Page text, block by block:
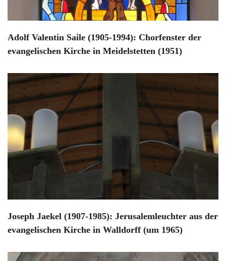
Adolf Valentin Saile (1905-1994): Chorfenster der
evangelischen Kirche in Meidelstetten (1951)
Joseph Jaekel (1907-1985): Jerusalemleuchter aus der
evangelischen Kirche in Walldorff (um 1965)